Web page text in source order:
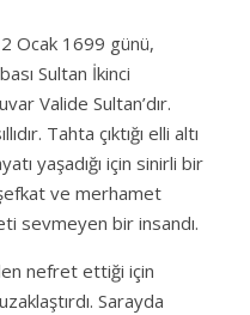
Ocak 1699 günü,
Sultan İkinci
Valide Sultan’dır.
Tahta çıktığı elli altı
yaşadığı için sinirli bir
ve merhamet
sevmeyen bir insandı.
nefret ettiği için
Sarayda